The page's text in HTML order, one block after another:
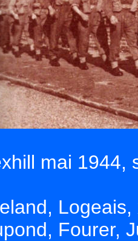
mai 1944,
Fourer,